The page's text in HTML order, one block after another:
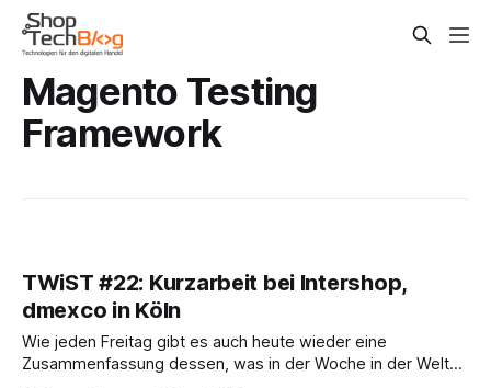
Magento Testing
Framework
TWiST #22: Kurzarbeit bei Intershop,
dmexco in Köln
Wie jeden Freitag gibt es auch heute wieder eine
Zusammenfassung dessen, was in der Woche in der Welt